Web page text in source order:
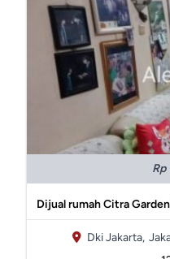
Rp
Dijual rumah Citra
Dki Jakarta,